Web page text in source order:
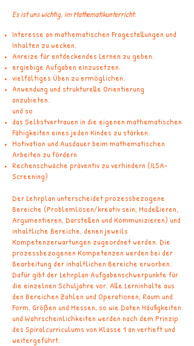
Es ist uns wichtig, im Mathematikunterricht:
Interesse an mathematischen Fragestellungen und
Inhalten zu wecken.
Anreize für entdeckendes Lernen zu geben.
ergiebige Aufgaben einzusetzen.
vielfältiges Üben zu ermöglichen.
Anwendung und strukturelle Orientierung
anzubieten.
und so
das Selbstvertrauen in die eigenen mathematischen
Fähigkeiten eines jeden Kindes zu stärken.
Motivation und Ausdauer beim mathematischen
Arbeiten zu fördern
Rechenschwäche präventiv zu verhindern (ILSA-
Screening)
Der Lehrplan unterscheidet prozessbezogene
Bereiche (Problemlösen/kreativ sein, Modellieren,
Argumentieren, Darstellen und Kommunizieren) und
inhaltliche Bereiche, denen jeweils
Kompetenzerwartungen zugeordnet werden. Die
prozessbezogenen Kompetenzen werden bei der
Bearbeitung der inhaltlichen Bereiche erworben.
Dafür gibt der Lehrplan Aufgabenschwerpunkte für
die einzelnen Schuljahre vor. Alle Lerninhalte aus
den Bereichen Zahlen und Operationen, Raum und
Form, Größen und Messen, so wie Daten Häufigkeiten
und Wahrscheinlichkeiten werden nach dem Prinzip
des Spiralcurriculums von Klasse 1 an vertieft und
weitergeführt.